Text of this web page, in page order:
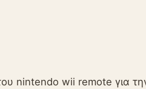
nintendo wii remote για